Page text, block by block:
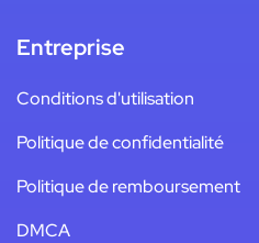
Entreprise
Conditions d'utilisation
Politique de confidentialité
Politique de remboursement
DMCA